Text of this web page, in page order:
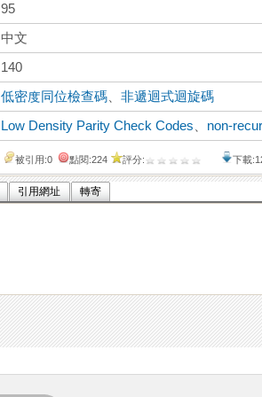
95
中文
140
低密度同位檢查碼 、非遞迴式迴旋碼
Low Density Parity Check Codes
non-
被引用:0 點閱:224 評分: 下載
引用網址 轉寄